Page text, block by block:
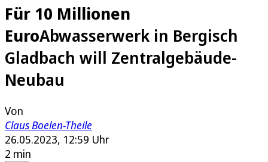
Für 10 Millionen
EuroAbwasserwerk in Bergisch
Gladbach will Zentralgebäude-
Neubau
Von
Claus Boelen-Theile
26.05.2023, 12:59 Uhr
2 min